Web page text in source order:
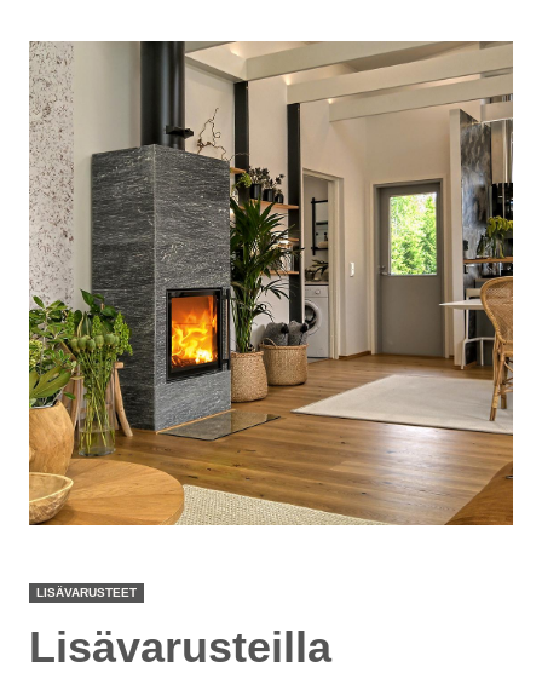
LISÄVARUSTEET
Lisävarusteilla